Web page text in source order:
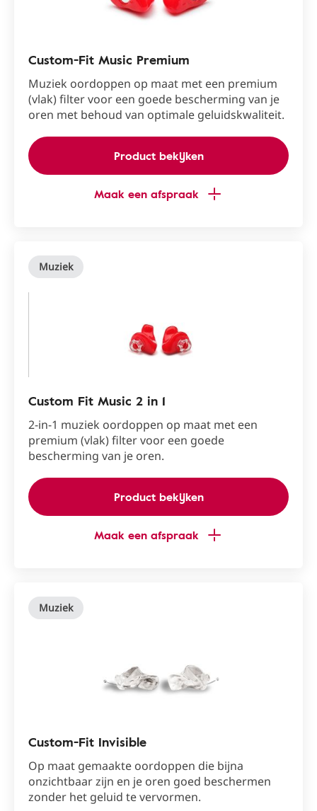
Custom-Fit Music Premium
Muziek oordoppen op maat met een premium
(vlak) filter voor een goede bescherming van je
oren met behoud van optimale geluidskwaliteit.
Product bekijken
Maak een afspraak
Muziek
Custom Fit Music 2 in 1
2-in-1 muziek oordoppen op maat met een
premium (vlak) filter voor een goede
bescherming van je oren.
Product bekijken
Maak een afspraak
Muziek
Custom-Fit Invisible
Op maat gemaakte oordoppen die bijna
onzichtbaar zijn en je oren goed beschermen
zonder het geluid te vervormen.